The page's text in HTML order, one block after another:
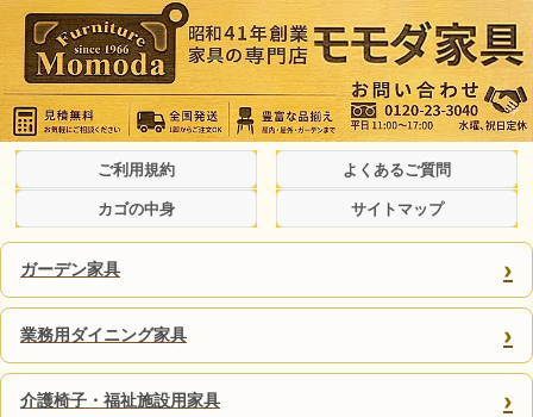
ご利用規約 よくあるご質問
カゴの中身 サイトマップ
ガーデン家具 ›
業務用ダイニング家具 ›
介護椅子・福祉施設用家具 ›